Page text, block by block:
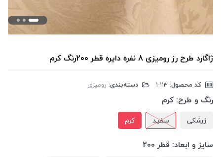
ژاگارد طرح رز رومیزی 8 نفره دایره قطر 200رنگ کرم
کد محصول: دسته‌بندی: رومیزی
رنگ و طرح: کرم
زرشکی سفید کرم
سایز و ابعاد: قطر 200